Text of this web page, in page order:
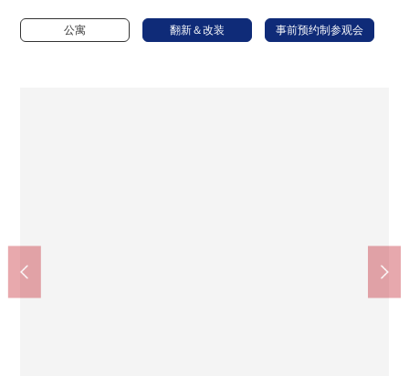
公寓 翻新＆改装 事前预约制参观会